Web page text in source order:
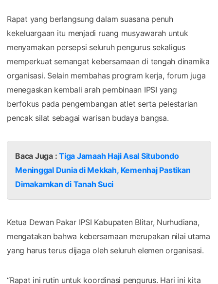
Rapat yang berlangsung dalam suasana penuh
kekeluargaan itu menjadi ruang musyawarah untuk
menyamakan persepsi seluruh pengurus sekaligus
memperkuat semangat kebersamaan di tengah dinamika
organisasi. Selain membahas program kerja, forum juga
menegaskan kembali arah pembinaan IPSI yang
berfokus pada pengembangan atlet serta pelestarian
pencak silat sebagai warisan budaya bangsa.
Baca Juga :Tiga Jamaah Haji Asal Situbondo
Meninggal Dunia di Mekkah, Kemenhaj Pastikan
Dimakamkan di Tanah Suci
Ketua Dewan Pakar IPSI Kabupaten Blitar, Nurhudiana,
mengatakan bahwa kebersamaan merupakan nilai utama
yang harus terus dijaga oleh seluruh elemen organisasi.
“Rapat ini rutin untuk koordinasi pengurus. Hari ini kita